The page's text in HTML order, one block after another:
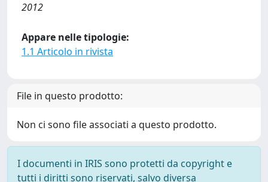
2012
Appare nelle tipologie:
1.1 Articolo in rivista
File in questo prodotto:
Non ci sono file associati a questo prodotto.
I documenti in IRIS sono protetti da copyright e
tutti i diritti sono riservati, salvo diversa